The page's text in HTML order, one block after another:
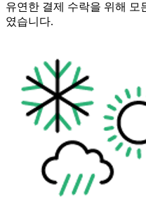
유연한 결제 수락을 위해 모
였습니다.